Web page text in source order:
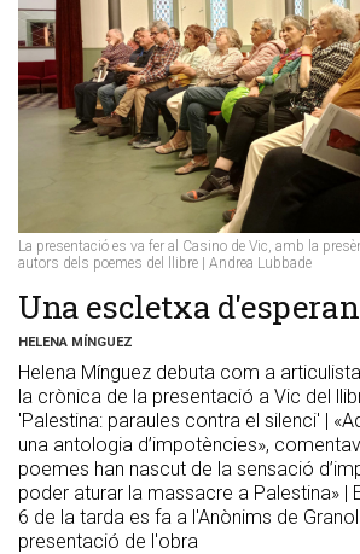
La presentació es va fer al Casino de Vic, amb la
autors dels poemes del llibre | Andrea Lubbade
Una escletxa
HELENA MÍNGUEZ
Helena Mínguez debuta com a
la crònica de la presentació a Vic del
'Palestina: paraules contra el silenci' |
una antologia d’impotències»,
poemes han nascut de la sensació
poder aturar la massacre a Palestina» |
6 de la tarda es fa a l'Anònims de
presentació de l'obra